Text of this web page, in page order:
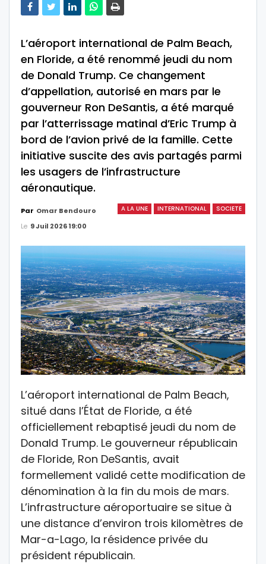
L’aéroport international de Palm Beach,
en Floride, a été renommé jeudi du nom
de Donald Trump. Ce changement
d’appellation, autorisé en mars par le
gouverneur Ron DeSantis, a été marqué
par l’atterrissage matinal d’Eric Trump à
bord de l’avion privé de la famille. Cette
initiative suscite des avis partagés parmi
les usagers de l’infrastructure
aéronautique.
A LA UNE INTERNATIONAL SOCIETE
Par Omar Bendouro
Le 9 Juil 2026 19:00
L’aéroport international de Palm Beach,
situé dans l’État de Floride, a été
officiellement rebaptisé jeudi du nom de
Donald Trump. Le gouverneur républicain
de Floride, Ron DeSantis, avait
formellement validé cette modification de
dénomination à la fin du mois de mars.
L’infrastructure aéroportuaire se situe à
une distance d’environ trois kilomètres de
Mar-a-Lago, la résidence privée du
président républicain.